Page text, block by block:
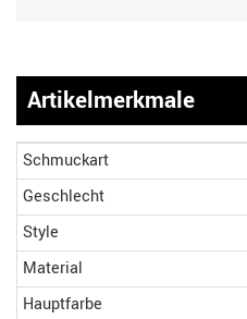
Artikelmerkmale
Schmuckart
Geschlecht
Style
Material
Hauptfarbe